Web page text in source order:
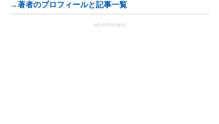
→著者のプロフィールと記事一覧
advertisement